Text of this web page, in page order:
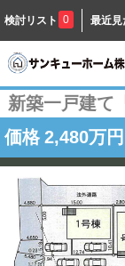
検討リスト 0 最近見
新築一戸建て
価格 2,480万円